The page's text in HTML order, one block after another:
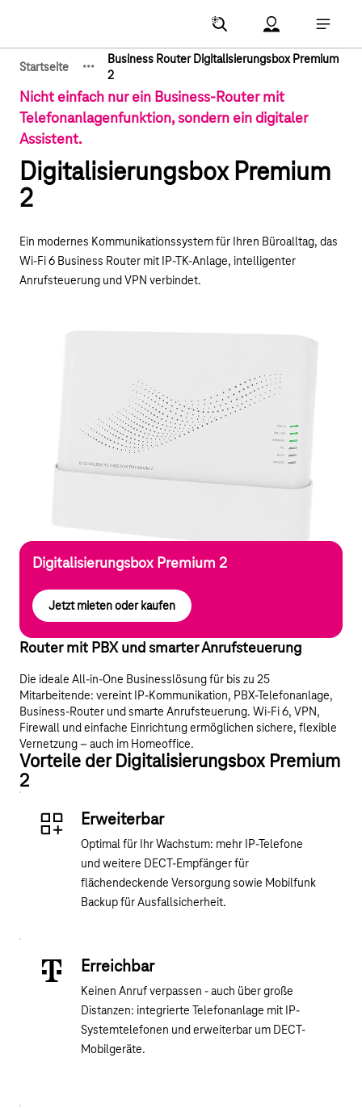
Account Menu
Startseite
Zeige verborgene Breadcrumb-Elemente
···
Business Router Digitalisierungsbox Premium
2
Nicht einfach nur ein Business-Router mit
Telefonanlagenfunktion, sondern ein digitaler
Assistent.
Digitalisierungsbox Premium
2
Ein modernes Kommunikationssystem für Ihren Büroalltag, das
Wi-Fi 6 Business Router mit IP-TK-Anlage, intelligenter
Anrufsteuerung und VPN verbindet.
Digitalisierungsbox Premium 2
Jetzt mieten oder kaufen
Router mit PBX und smarter Anrufsteuerung
Die ideale All-in-One Businesslösung für bis zu 25
Mitarbeitende: vereint IP-Kommunikation, PBX-Telefonanlage,
Business-Router und smarte Anrufsteuerung. Wi-Fi 6, VPN,
Firewall und einfache Einrichtung ermöglichen sichere, flexible
Vernetzung – auch im Homeoffice.
Vorteile der Digitalisierungsbox Premium
2
Erweiterbar
Optimal für Ihr Wachstum: mehr IP-Telefone
und weitere DECT-Empfänger für
flächendeckende Versorgung sowie Mobilfunk
Backup für Ausfallsicherheit.
Erreichbar
Keinen Anruf verpassen - auch über große
Distanzen: integrierte Telefonanlage mit IP-
Systemtelefonen und erweiterbar um DECT-
Mobilgeräte.